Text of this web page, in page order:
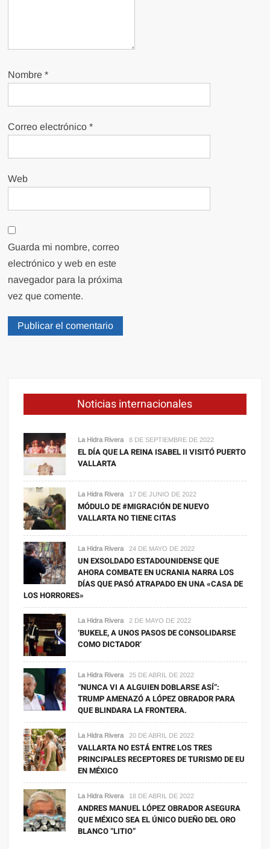
Nombre*
Correo electrónico*
Web
Guarda mi nombre, correo
electrónico y web en este
navegador para la próxima
vez que comente.
Noticias internacionales
La Hidra Rivera 8 DE SEPTIEMBRE DE 2022
EL DÍA QUE LA REINA ISABEL II VISITÓ PUERTO
VALLARTA
La Hidra Rivera 17 DE JUNIO DE 2022
MÓDULO DE #MIGRACIÓN DE NUEVO
VALLARTA NO TIENE CITAS
La Hidra Rivera 24 DE MAYO DE 2022
UN EXSOLDADO ESTADOUNIDENSE QUE
AHORA COMBATE EN UCRANIA NARRA LOS
DÍAS QUE PASÓ ATRAPADO EN UNA «CASA DE
LOS HORRORES»
La Hidra Rivera 2 DE MAYO DE 2022
‘BUKELE, A UNOS PASOS DE CONSOLIDARSE
COMO DICTADOR’
La Hidra Rivera 25 DE ABRIL DE 2022
“NUNCA VI A ALGUIEN DOBLARSE ASÍ”:
TRUMP AMENAZÓ A LÓPEZ OBRADOR PARA
QUE BLINDARA LA FRONTERA.
La Hidra Rivera 20 DE ABRIL DE 2022
VALLARTA NO ESTÁ ENTRE LOS TRES
PRINCIPALES RECEPTORES DE TURISMO DE EU
EN MÉXICO
La Hidra Rivera 18 DE ABRIL DE 2022
ANDRES MANUEL LÓPEZ OBRADOR ASEGURA
QUE MÉXICO SEA EL ÚNICO DUEÑO DEL ORO
BLANCO “LITIO”